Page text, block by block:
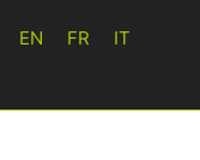
EN FR
IT